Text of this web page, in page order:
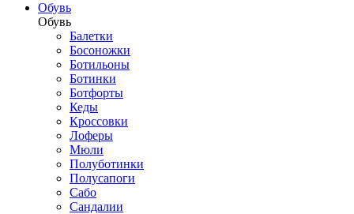
Обувь
Обувь
Балетки
Босоножки
Ботильоны
Ботинки
Ботфорты
Кеды
Кроссовки
Лоферы
Мюли
Полуботинки
Полусапоги
Сабо
Сандалии